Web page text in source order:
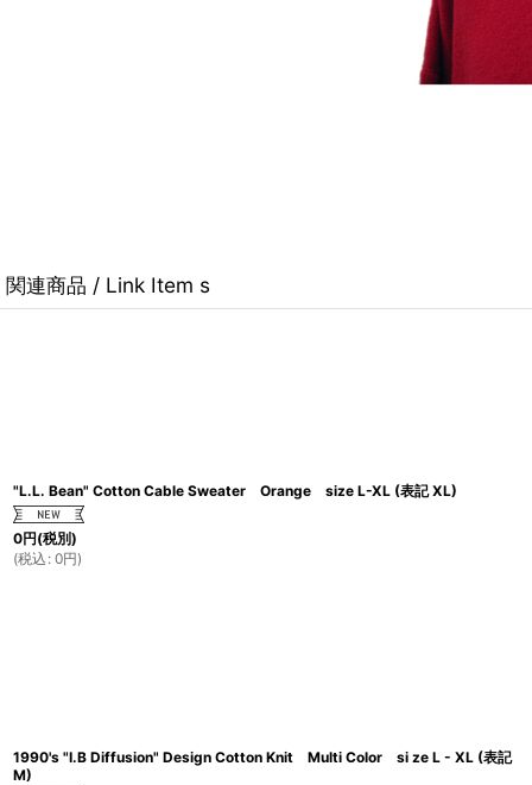
関連商品 / Link Item s
"L.L. Bean" Cotton Cable Sweater Orange size L-XL (表記 XL)
0円(税別)
(税込 : 0円)
1990's "I.B Diffusion" Design Cotton Knit Multi Color si ze L - XL (表記
M)